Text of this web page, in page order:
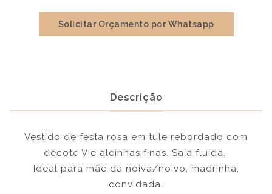
Solicitar Orçamento por Whatsapp
Descrição
Vestido de festa rosa em tule rebordado com
decote V e alcinhas finas. Saia fluida.
Ideal para mãe da noiva/noivo, madrinha,
convidada.